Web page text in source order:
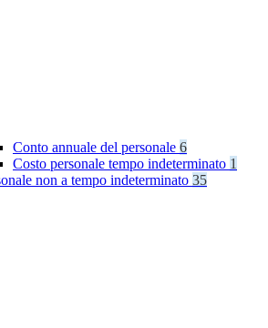
Conto annuale del personale 6
Costo personale tempo indeterminato 1
non a tempo indeterminato 35